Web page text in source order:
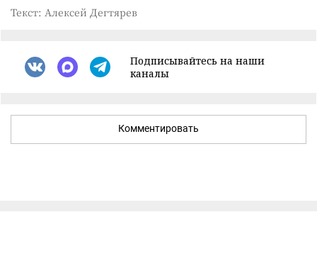
Текст: Алексей Дегтярев
Подписывайтесь на наши
каналы
Комментировать